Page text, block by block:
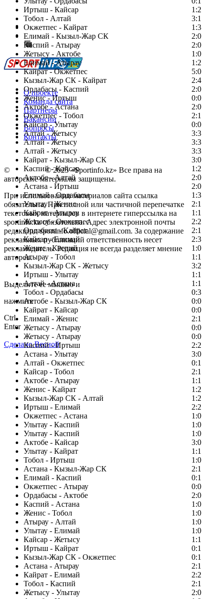
Иртыш - Кайсар
1:2
Тобол - Алтай
3:1
Окжетпес - Кайрат
1:3
Елимай - Кызыл-Жар СК
2:0
Каспий - Атырау
2:0
Жетысу - Актобе
1:0
Елимай - Атырау
1:2
Кайрат - Окжетпес
5:0
Кызыл-Жар СК - Кайрат
2:4
Ордабасы - Каспий
2:0
Женис - Иртыш
0:0
Актобе - Астана
2:0
Окжетпес - Тобол
2:1
Кайсар - Улытау
0:0
Алтай - Жетысу
3:3
Алтай - Жетысу
3:3
Алтай - Жетысу
3:3
Кайрат - Кызыл-Жар СК
3:0
Каспий - Кайсар
1:2
Актобе - Алтай
2:0
Астана - Иртыш
2:0
Елимай - Ордабасы
1:3
Улытау - Женис
2:1
Кайрат - Атырау
1:1
Жетысу - Окжетпес
2:2
Ордабасы - Кайрат
2:1
Кайсар - Елимай
2:3
Женис - Каспий
1:0
Атырау - Тобол
1:1
Кызыл-Жар СК - Жетысу
3:2
Иртыш - Улытау
1:1
Алтай - Астана
1:1
Тобол - Ордабасы
0:3
Актобе - Кызыл-Жар СК
0:0
Кайрат - Кайсар
0:0
Елимай - Женис
2:1
Жетысу - Атырау
0:0
Жетысу - Атырау
0:0
Каспий - Иртыш
2:2
Астана - Улытау
3:0
Алтай - Окжетпес
0:1
Кайсар - Тобол
2:1
Актобе - Атырау
1:1
Женис - Кайрат
1:2
Кызыл-Жар СК - Алтай
1:2
Иртыш - Елимай
2:2
Окжетпес - Астана
1:0
Улытау - Каспий
1:0
Улытау - Каспий
1:0
Актобе - Кайсар
3:0
Улытау - Кайрат
1:1
Тобол - Иртыш
1:0
Астана - Кызыл-Жар СК
2:1
Елимай - Каспий
0:1
Окжетпес - Атырау
0:0
Ордабасы - Актобе
2:0
Каспий - Астана
1:0
Женис - Тобол
1:0
Атырау - Алтай
1:0
Улытау - Елимай
1:0
Кайсар - Жетысу
1:1
Иртыш - Кайрат
0:1
Кызыл-Жар СК - Окжетпес
0:1
Астана - Атырау
2:1
Кайрат - Елимай
2:2
Тобол - Каспий
2:1
Жетысу - Улытау
2:0
Есть идея?
Сообщить о мероприятии
Перейти на старый сайт
О проекте
Команда сайта
Партнеры
Вакансии
Вопросы
Контакты
© Copyright© 2025 «Sportinfo.kz» Все права на
авторские материалы защищены.
При использовании материалов сайта ссылка
обязательна. При полной или частичной перепечатке
текстовых материалов в интернете гиперссылка на
sportinfo.kz обязательна. Адрес электронной почты
редакции: sportinfo.official@gmail.com. За содержание
рекламных публикаций ответственность несет
рекламодатель. Редакция не всегда разделяет мнение
авторов.
Заметили ошибку в тексте?
Выделите ее мышью и
нажмите
Ctrl
Enter
Сделано Весной